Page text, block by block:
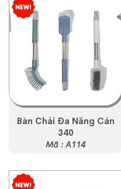
Bàn Chải Đa Năng Cán
340
Mã : A114